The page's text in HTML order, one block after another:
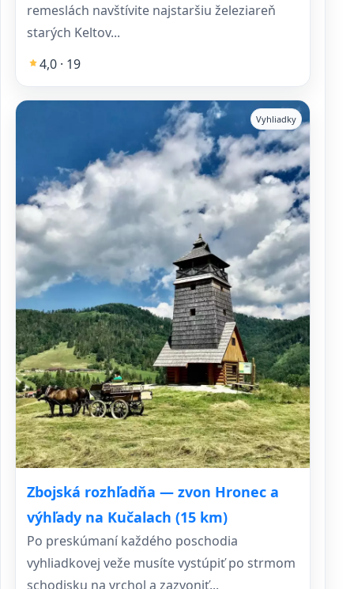
remeslách navštívite najstaršiu železiareň
starých Keltov...
4,0 · 19
Zbojská rozhľadňa — zvon Hronec a
výhľady na Kučalach (15 km)
Vyhliadky
Po preskúmaní každého poschodia
vyhliadkovej veže musíte vystúpiť po strmom
schodisku na vrchol a zazvoniť...